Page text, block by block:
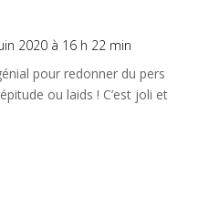
2020 à 16 h 22 min
pour redonner du pers
ou laids ! C’est joli et